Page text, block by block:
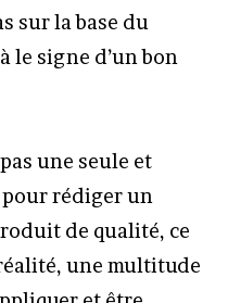
sur la base du
le signe d’un bon
une seule et
rédiger un
de qualité, ce
une multitude